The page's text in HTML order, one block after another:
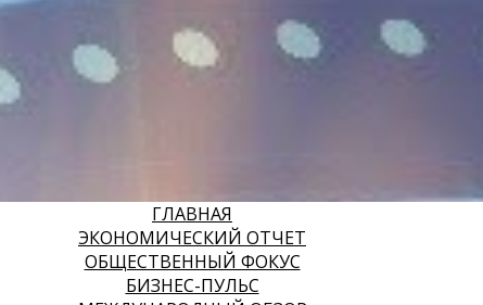
ГЛАВНАЯ
ЭКОНОМИЧЕСКИЙ ОТЧЕТ
ОБЩЕСТВЕННЫЙ ФОКУС
БИЗНЕС-ПУЛЬС